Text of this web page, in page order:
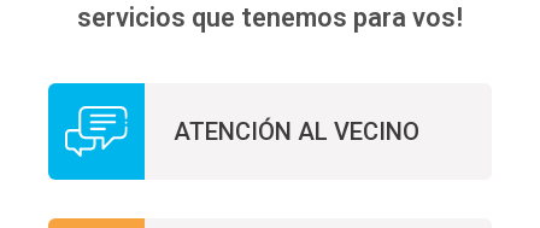
servicios que tenemos para vos!
ATENCIÓN AL VECINO